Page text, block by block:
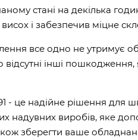
стані на декілька
і забезпечив міцне
все одно не утримує
інші пошкодження,
- це надійне рішення для
надувних виробів, яке
зберегти ваше